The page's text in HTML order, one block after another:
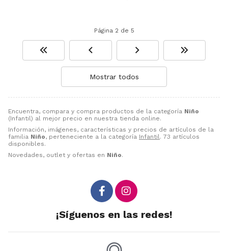
Encuentra, compara y compra productos de la categoría Niño
(Infantil) al mejor precio en nuestra tienda online.
Información, imágenes, características y precios de artículos de la
familia Niño, perteneciente a la categoría Infantil . 73 artículos
disponibles.
Novedades, outlet y ofertas en Niño.
Página 2 de 5
Mostrar todos
¡Síguenos en las redes!